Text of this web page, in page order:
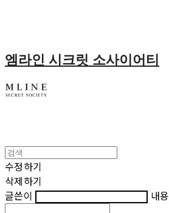
엠라인 시크릿 소사이어티
수정하기
삭제하기
글쓴이
내용